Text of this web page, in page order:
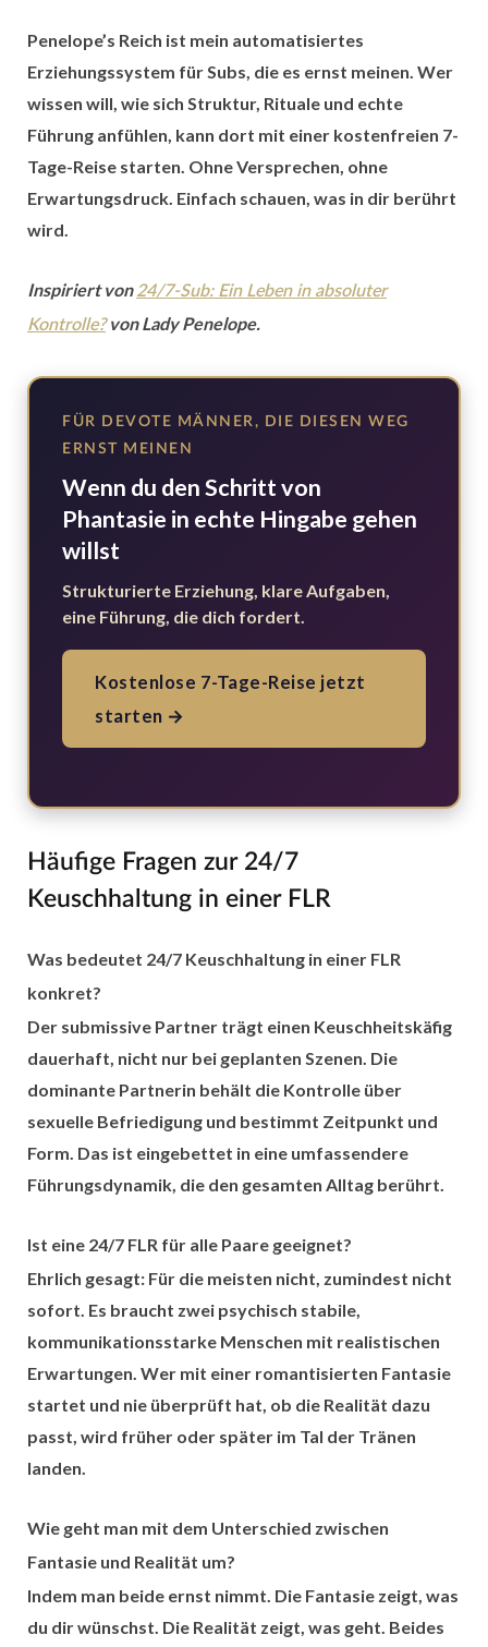
Penelope’s Reich ist mein automatisiertes
Erziehungssystem für Subs, die es ernst meinen. Wer
wissen will, wie sich Struktur, Rituale und echte
Führung anfühlen, kann dort mit einer kostenfreien 7-
Tage-Reise starten. Ohne Versprechen, ohne
Erwartungsdruck. Einfach schauen, was in dir berührt
wird.
Inspiriert von24/7-Sub: Ein Leben in absoluter
Kontrolle?von Lady Penelope.
FÜR DEVOTE MÄNNER, DIE DIESEN WEG
ERNST MEINEN
Wenn du den Schritt von
Phantasie in echte Hingabe gehen
willst
Strukturierte Erziehung, klare Aufgaben,
eine Führung, die dich fordert.
Kostenlose 7-Tage-Reise jetzt
starten →
Häufige Fragen zur 24/7
Keuschhaltung in einer FLR
Was bedeutet 24/7 Keuschhaltung in einer FLR
konkret?
Der submissive Partner trägt einen Keuschheitskäfig
dauerhaft, nicht nur bei geplanten Szenen. Die
dominante Partnerin behält die Kontrolle über
sexuelle Befriedigung und bestimmt Zeitpunkt und
Form. Das ist eingebettet in eine umfassendere
Führungsdynamik, die den gesamten Alltag berührt.
Ist eine 24/7 FLR für alle Paare geeignet?
Ehrlich gesagt: Für die meisten nicht, zumindest nicht
sofort. Es braucht zwei psychisch stabile,
kommunikationsstarke Menschen mit realistischen
Erwartungen. Wer mit einer romantisierten Fantasie
startet und nie überprüft hat, ob die Realität dazu
passt, wird früher oder später im Tal der Tränen
landen.
Wie geht man mit dem Unterschied zwischen
Fantasie und Realität um?
Indem man beide ernst nimmt. Die Fantasie zeigt, was
du dir wünschst. Die Realität zeigt, was geht. Beides